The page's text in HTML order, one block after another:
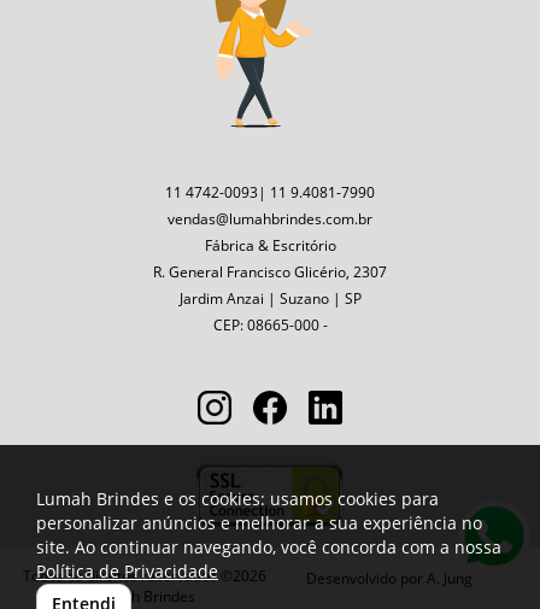
11 4742-0093| 11 9.4081-7990
vendas@lumahbrindes.com.br
Fábrica & Escritório
R. General Francisco Glicério, 2307
Jardim Anzai | Suzano | SP
CEP: 08665-000 -
Todos os direitos reservados ©2026
Lumah Brindes
Desenvolvido por A. Jung
Lumah Brindes e os cookies: usamos cookies para
personalizar anúncios e melhorar a sua experiência no
site. Ao continuar navegando, você concorda com a nossa
Política de Privacidade
Entendi